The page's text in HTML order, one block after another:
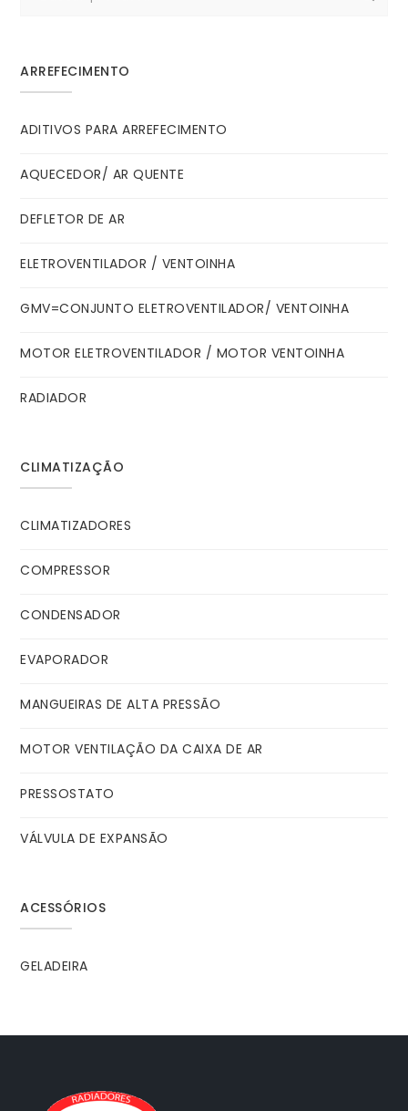
ARREFECIMENTO
ADITIVOS PARA ARREFECIMENTO
AQUECEDOR/ AR QUENTE
DEFLETOR DE AR
ELETROVENTILADOR / VENTOINHA
GMV=CONJUNTO ELETROVENTILADOR/ VENTOINHA
MOTOR ELETROVENTILADOR / MOTOR VENTOINHA
RADIADOR
CLIMATIZAÇÃO
CLIMATIZADORES
COMPRESSOR
CONDENSADOR
EVAPORADOR
MANGUEIRAS DE ALTA PRESSÃO
MOTOR VENTILAÇÃO DA CAIXA DE AR
PRESSOSTATO
VÁLVULA DE EXPANSÃO
ACESSÓRIOS
GELADEIRA